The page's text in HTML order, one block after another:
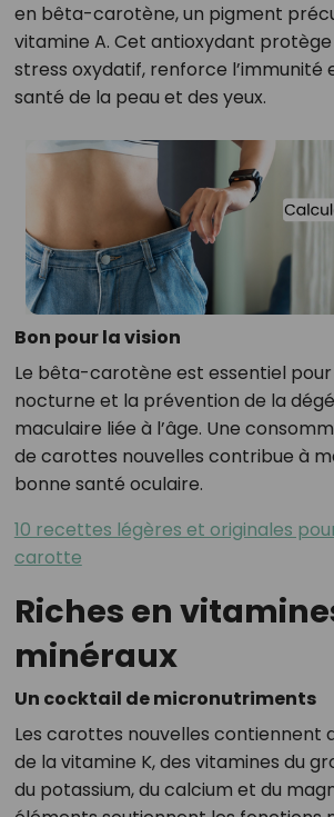
en bêta-carotène, un pigment
vitamine A. Cet antioxydant protège
stress oxydatif, renforce l’immunité
santé de la peau et des yeux.
Bon pour la vision
Le bêta-carotène est essentiel pour
nocturne et la prévention de la
maculaire liée à l’âge. Une
de carottes nouvelles contribue à
bonne santé oculaire.
10 recettes légères et originales
carotte
Riches en
minéraux
Un cocktail de micronutriments
Les carottes nouvelles contiennent
de la vitamine K, des vitamines du
du potassium, du calcium et du